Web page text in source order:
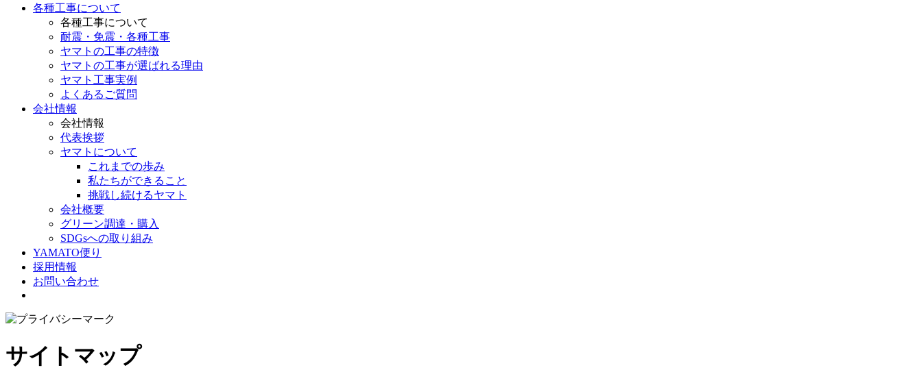
各種工事について
各種工事について
耐震・免震・各種工事
ヤマトの工事の特徴
ヤマトの工事が選ばれる理由
ヤマト工事実例
よくあるご質問
会社情報
会社情報
代表挨拶
ヤマトについて
これまでの歩み
私たちができること
挑戦し続けるヤマト
会社概要
グリーン調達・購入
SDGsへの取り組み
YAMATO便り
採用情報
お問い合わせ
サイトマップ